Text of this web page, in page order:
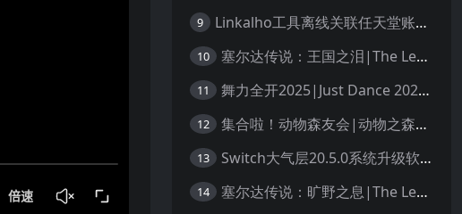
9 Linkalho工具离线关联任天堂账户教程
10 塞尔达传说：王国之泪|The Legend of Zelda: Tears of the Kingdom中文
11 舞力全开2025|Just Dance 2025中文
12 集合啦！动物森友会|动物之森|Animal Crossing: New Horizons中文
13 Switch大气层20.5.0系统升级软硬破通用教程
14 塞尔达传说：旷野之息|The Legend of Zelda: Breath of the Wild中文